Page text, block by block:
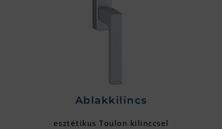
Ablakkilincs
esztétikus Toulon kilinccsel